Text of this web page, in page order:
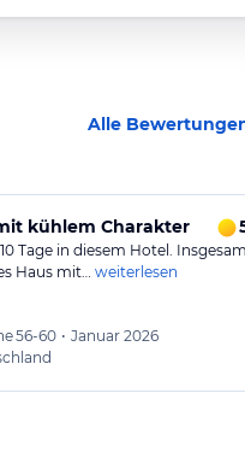
Alle
kühlem Charakter
Tage in diesem Hotel.
Haus mit… weiterlesen
56-60 • Januar 2026